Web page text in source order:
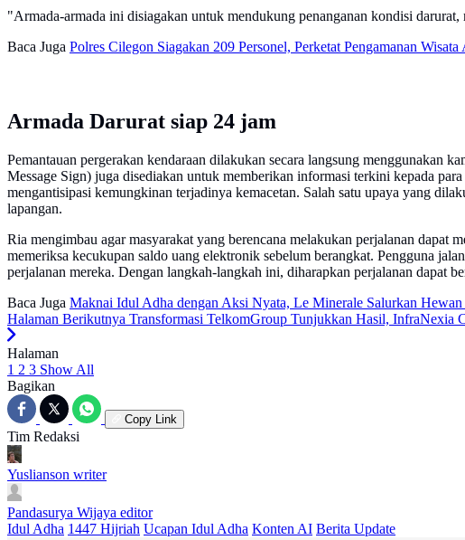
"Armada-armada ini disiagakan untuk mendukung penanganan kondisi
Baca Juga Polres Cilegon Siagakan 209 Personel, Perketat Pengamanan
Armada Darurat siap 24 jam
Pemantauan pergerakan kendaraan dilakukan secara langsung menggunakan
Message Sign) juga disediakan untuk memberikan informasi terkini kepada
mengantisipasi kemungkinan terjadinya kemacetan. Salah satu upaya yang
lapangan.
Ria mengimbau agar masyarakat yang berencana melakukan perjalanan
memeriksa kecukupan saldo uang elektronik sebelum berangkat. Pengguna
perjalanan mereka. Dengan langkah-langkah ini, diharapkan perjalanan dapat
Baca Juga Maknai Idul Adha dengan Aksi Nyata, Le Minerale Salurkan
Halaman Berikutnya Transformasi TelkomGroup Tunjukkan Hasil, InfraNexia
Halaman
1 2 3 Show All
Bagikan
Copy Link
Tim Redaksi
Yuslianson writer
Pandasurya Wijaya editor
Idul Adha 1447 Hijriah Ucapan Idul Adha Konten AI Berita Update